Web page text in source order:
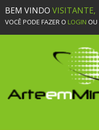
BEM VINDO VISITANTE,
VOCÊ PODE FAZER O LOGIN OU